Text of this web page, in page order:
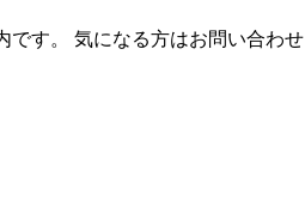
す。 気になる方はお問い合わ